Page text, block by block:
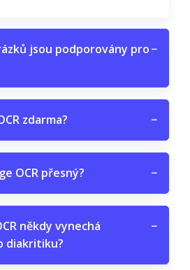
jsou podporovány pro−
zdarma? −
OCR přesný? −
někdy vynechá
diakritiku?
−